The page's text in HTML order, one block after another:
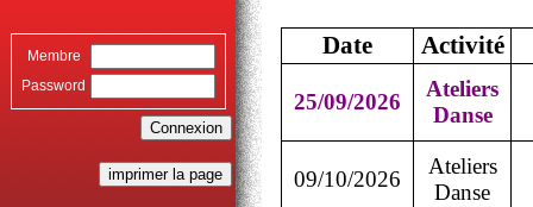
Membre
Password
Date Activité
25/09/2026
Ateliers
Danse
09/10/2026
Ateliers
Danse